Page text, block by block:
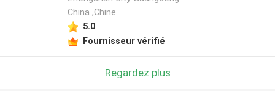
China ,Chine
5.0
Fournisseur vérifié
Regardez plus